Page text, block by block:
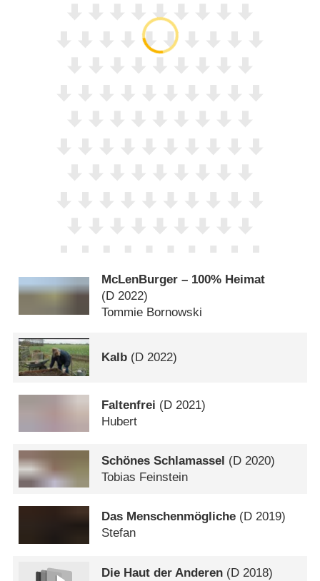
McLenBurger – 100% Heimat
(D 2022)
Tommie Bornowski
Kalb (D 2022)
Faltenfrei (D 2021)
Hubert
Schönes Schlamassel (D 2020)
Tobias Feinstein
Das Menschenmögliche (D 2019)
Stefan
Die Haut der Anderen (D 2018)